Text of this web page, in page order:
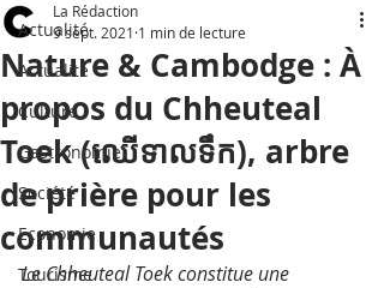
Actualité
Actualité
Culture
Gastronomie
Société
Economie
Tourisme
Nature & Cambodge : À
propos du Chheuteal
Toek (ឈើទាលទឹក), arbre
de prière pour les
communautés
La Rédaction
9 sept. 2021 1 min de lecture
Le Chheuteal Toek constitue une